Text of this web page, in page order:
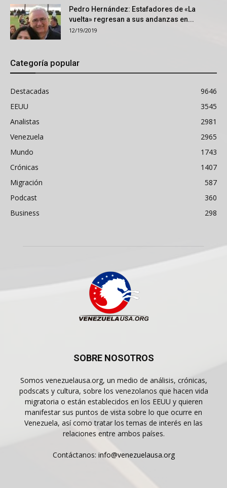
Pedro Hernández: Estafadores de «La
vuelta» regresan a sus andanzas en...
12/19/2019
Categoría popular
Destacadas
9646
EEUU
3545
Analistas
2981
Venezuela
2965
Mundo
1743
Crónicas
1407
Migración
587
Podcast
360
Business
298
SOBRE NOSOTROS
Somos venezuelausa.org, un medio de análisis, crónicas,
podscats y cultura, sobre los venezolanos que hacen vida
migratoria o están establecidos en los EEUU y quieren
manifestar sus puntos de vista sobre lo que ocurre en
Venezuela, así como tratar los temas de interés en las
relaciones entre ambos países.
Contáctanos: info@venezuelausa.org